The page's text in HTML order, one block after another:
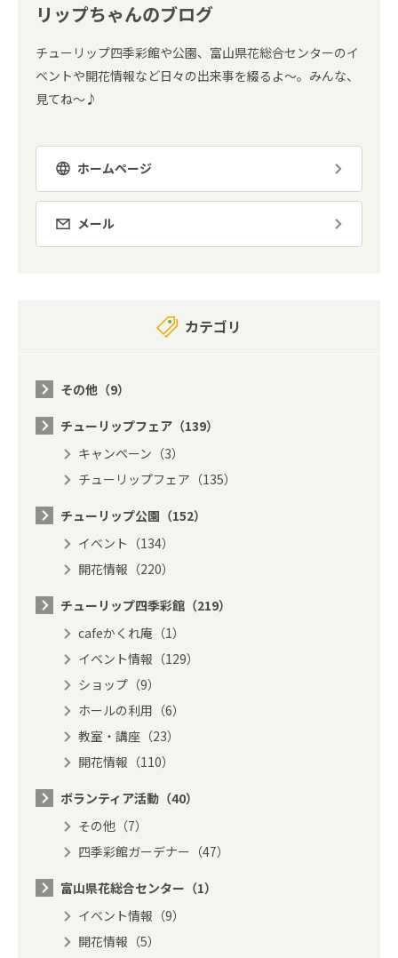
リップちゃんのブログ
チューリップ四季彩館や公園、富山県花総合センターのイ
ベントや開花情報など日々の出来事を綴るよ～。みんな、
見てね～♪
ホームページ
メール
カテゴリ
その他（9）
チューリップフェア（139）
キャンペーン（3）
チューリップフェア（135）
チューリップ公園（152）
イベント（134）
開花情報（220）
チューリップ四季彩館（219）
cafeかくれ庵（1）
イベント情報（129）
ショップ（9）
ホールの利用（6）
教室・講座（23）
開花情報（110）
ボランティア活動（40）
その他（7）
四季彩館ガーデナー（47）
富山県花総合センター（1）
イベント情報（9）
開花情報（5）